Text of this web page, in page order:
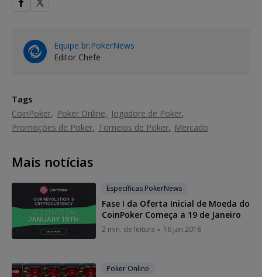
Equipe br.PokerNews
Editor Chefe
Tags
CoinPoker
Poker Online
Jogadore de Poker
Promoções de Poker Torneios de Poker Mercado
Mais notícias
Específicas PokerNews
Fase I da Oferta Inicial de Moeda do
CoinPoker Começa a 19 de Janeiro
2 min. de leitura 16 jan 2018
Poker Online